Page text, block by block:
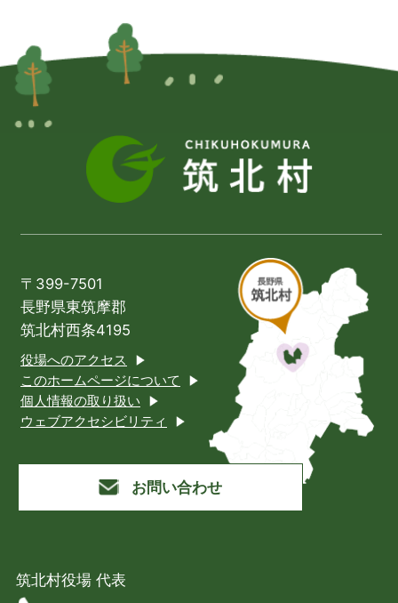
〒399-7501
長野県東筑摩郡
筑北村西条4195
役場へのアクセス
このホームページについて
個人情報の取り扱い
ウェブアクセシビリティ
お問い合わせ
筑北村役場 代表